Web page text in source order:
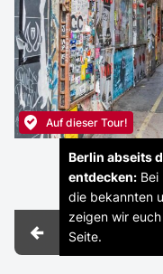
Auf dieser Tour!
Berlin abseits
entdecken: Bei
die bekannten
zeigen wir
Seite.